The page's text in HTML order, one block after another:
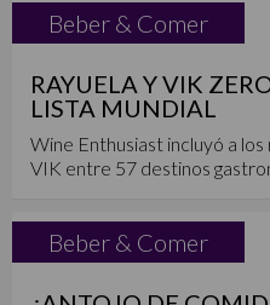
Beber & Comer
RAYUELA Y VIK
LISTA MUNDIAL
Wine Enthusiast incluyó a
VIK entre 57 destinos
Beber & Comer